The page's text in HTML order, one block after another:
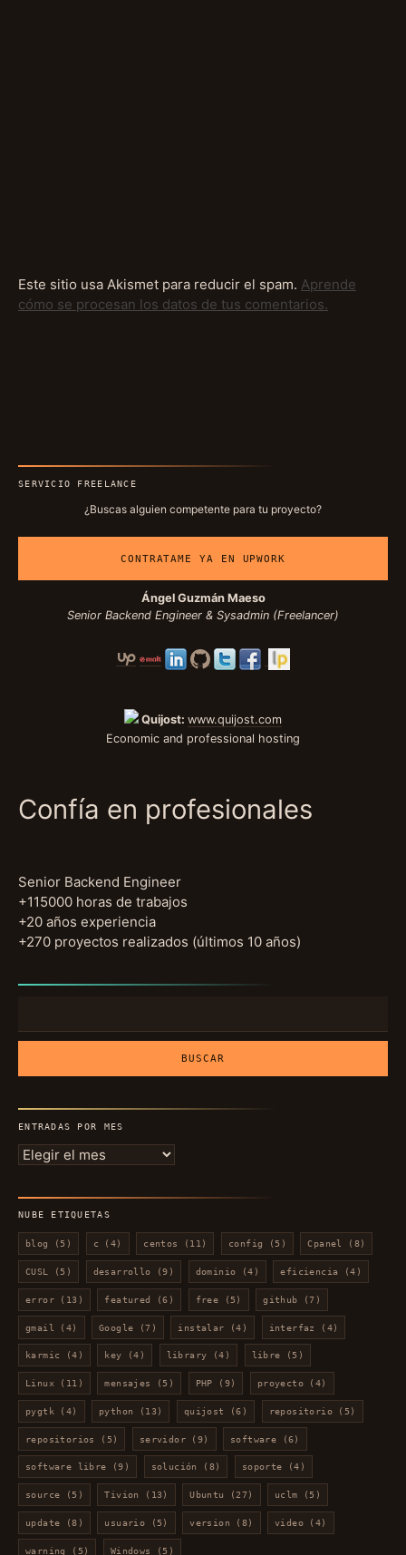
Este sitio usa Akismet para reducir el spam. Aprende
cómo se procesan los datos de tus comentarios.
SERVICIO FREELANCE
¿Buscas alguien competente para tu proyecto?
CONTRATAME YA EN UPWORK
Ángel Guzmán Maeso
Senior Backend Engineer & Sysadmin (Freelancer)
Quijost: www.quijost.com
Economic and professional hosting
Confía en profesionales
Senior Backend Engineer
+115000 horas de trabajos
+20 años experiencia
+270 proyectos realizados (últimos 10 años)
ENTRADAS POR MES
Entradas
NUBE ETIQUETAS
blog (5) c (4) centos (11) config (5) Cpanel (8)
CUSL (5) desarrollo (9) dominio (4) eficiencia (4)
error(13) featured (6) free (5) github (7)
gmail (4) Google (7) instalar (4) interfaz (4)
karmic (4) key (4) library (4) libre (5)
Linux (11) mensajes (5) PHP (9) proyecto (4)
pygtk (4) python (13) quijost (6) repositorio (5)
repositorios (5) servidor(9) software (6)
software libre (9) solución (8) soporte (4)
source (5) Tivion (13) Ubuntu (27) uclm (5)
update (8) usuario (5) version (8) video (4)
warning (5) Windows (5)